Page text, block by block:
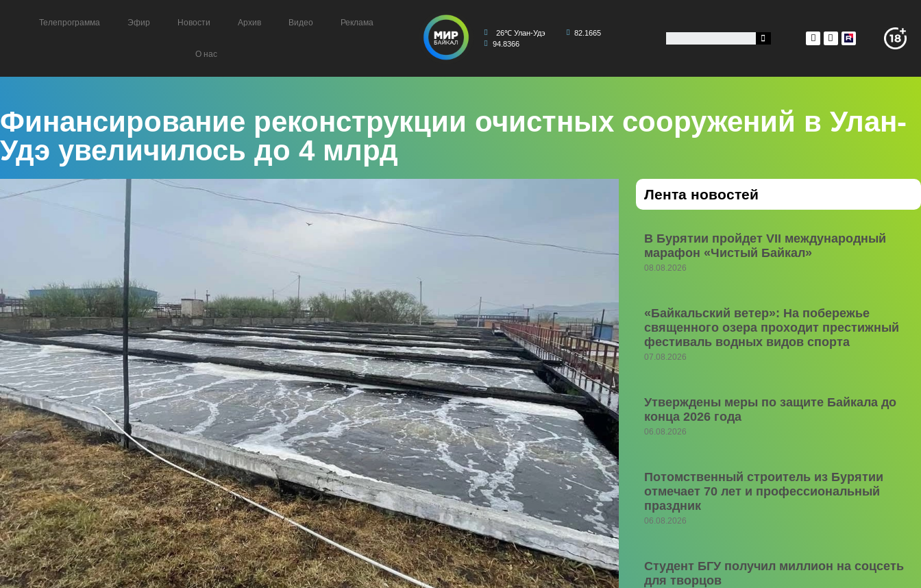
Телепрограмма Эфир Новости Архив Видео Реклама
О нас
26℃ Улан-Удэ
82.1665
94.8366
Финансирование реконструкции очистных сооружений в Улан-
Удэ увеличилось до 4 млрд
Лента новостей
В Бурятии пройдет VII международный
марафон «Чистый Байкал»
08.08.2026
«Байкальский ветер»: На побережье
священного озера проходит престижный
фестиваль водных видов спорта
07.08.2026
Утверждены меры по защите Байкала до
конца 2026 года
06.08.2026
Потомственный строитель из Бурятии
отмечает 70 лет и профессиональный
праздник
06.08.2026
Студент БГУ получил миллион на соцсеть
для творцов